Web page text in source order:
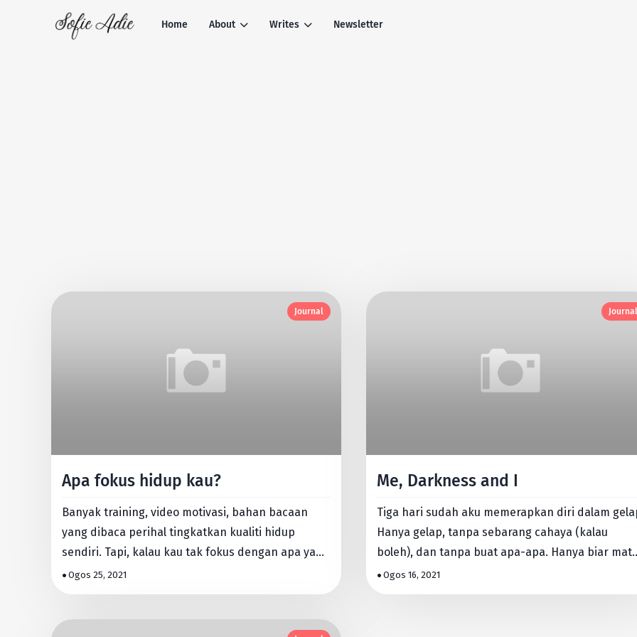
Home About Writes Newsletter
Journal
Apa fokus hidup kau?
Banyak training, video motivasi, bahan bacaan
yang dibaca perihal tingkatkan kualiti hidup
sendiri. Tapi, kalau kau tak fokus dengan apa yang
kau nak, kau send…
Ogos 25, 2021
Journal
Me, Darkness and I
Tiga hari sudah aku memerapkan diri dalam
Hanya gelap, tanpa sebarang cahaya (kalau
boleh), dan tanpa buat apa-apa. Hanya biar
pejam hingga tidur, …
Ogos 16, 2021